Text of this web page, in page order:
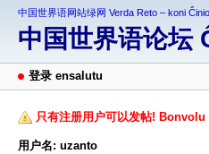
中国世界语网站绿网 Verda Reto – koni
中国世界语论
登录 ensalutu
只有注册用户可以发帖!
用户名: uzanto